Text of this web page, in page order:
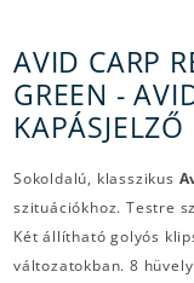
AVID CARP
GREEN -
KAPÁSJELZŐ
Sokoldalú, klasszikus
szituációkhoz. Testre
Két állítható golyós
változatokban. 8